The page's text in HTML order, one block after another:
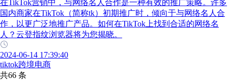
在TikTok营销中，与网络名人合作是一种有效的推广策略。许多
国内商家在TikTok（简称tk）初期推广时，倾向于与网络名人合
作，以更广泛地推广产品。如何在TikTok上找到合适的网络名
人？云登指纹浏览器将为您揭晓。
2024-06-14 17:39:40
tiktok跨境电商
共66 条